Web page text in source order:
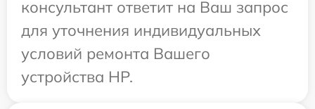
консультант ответит на Ваш запрос
для уточнения индивидуальных
условий ремонта Вашего
устройства HP.